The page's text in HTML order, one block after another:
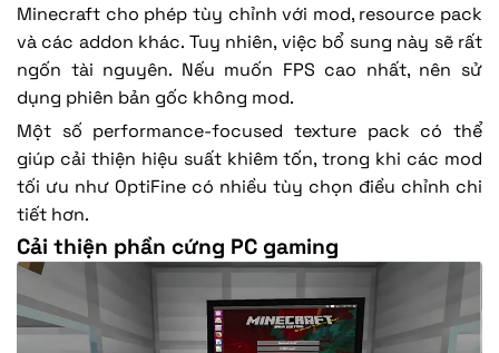
Minecraft cho phép tùy chỉnh với mod, resource pack
và các addon khác. Tuy nhiên, việc bổ sung này sẽ rất
ngốn tài nguyên. Nếu muốn FPS cao nhất, nên sử
dụng phiên bản gốc không mod.
Một số performance-focused texture pack có thể
giúp cải thiện hiệu suất khiêm tốn, trong khi các mod
tối ưu như OptiFine có nhiều tùy chọn điều chỉnh chi
tiết hơn.
Cải thiện phần cứng PC gaming